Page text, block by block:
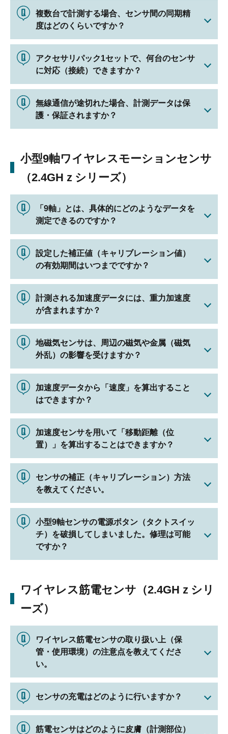
複数台で計測する場合、センサ間の同期精
度はどのくらいですか？
アクセサリパック1セットで、何台のセンサ
に対応（接続）できますか？
無線通信が途切れた場合、計測データは保
護・保証されますか？
小型9軸ワイヤレスモーションセンサ
（2.4GHｚシリーズ）
「9軸」とは、具体的にどのようなデータを
測定できるのですか？
設定した補正値（キャリブレーション値）
の有効期間はいつまでですか？
計測される加速度データには、重力加速度
が含まれますか？
地磁気センサは、周辺の磁気や金属（磁気
外乱）の影響を受けますか？
加速度データから「速度」を算出すること
はできますか？
加速度センサを用いて「移動距離（位
置）」を算出することはできますか？
センサの補正（キャリブレーション）方法
を教えてください。
小型9軸センサの電源ボタン（タクトスイッ
チ）を破損してしまいました。修理は可能
ですか？
ワイヤレス筋電センサ（2.4GHｚシリ
ーズ）
ワイヤレス筋電センサの取り扱い上（保
管・使用環境）の注意点を教えてくださ
い。
センサの充電はどのように行いますか？
筋電センサはどのように皮膚（計測部位）